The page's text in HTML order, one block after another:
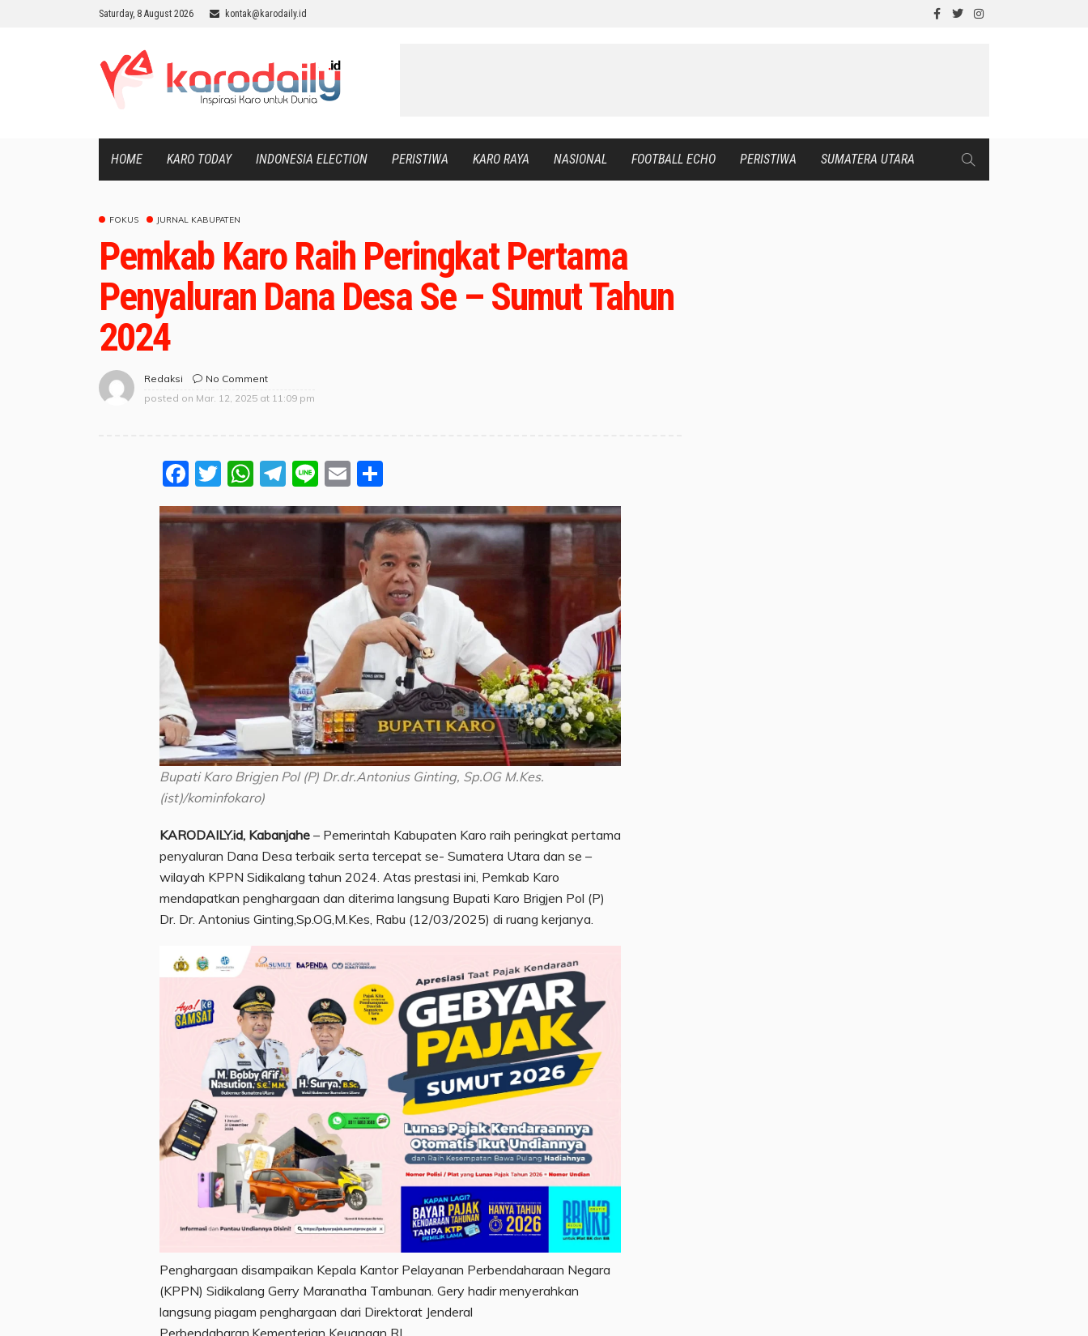
Saturday, 8 August 2026 kontak@karodaily.id
HOME KARO TODAY INDONESIA ELECTION PERISTIWA KARO RAYA NASIONAL FOOTBALL ECHO PERISTIWA SUMATERA UTARA
FOKUS JURNAL KABUPATEN
Pemkab Karo Raih Peringkat Pertama
Penyaluran Dana Desa Se – Sumut Tahun
2024
Redaksi
No Comment
posted on Mar. 12, 2025 at 11:09 pm
Facebook
Twitter
WhatsApp
Telegram
LineEmail
Bupati Karo Brigjen Pol (P) Dr.dr.Antonius Ginting, Sp.OG M.Kes.
(ist)/kominfokaro)
KARODAILY.id, Kabanjahe – Pemerintah Kabupaten Karo raih peringkat pertama
penyaluran Dana Desa terbaik serta tercepat se- Sumatera Utara dan se –
wilayah KPPN Sidikalang tahun 2024. Atas prestasi ini, Pemkab Karo
mendapatkan penghargaan dan diterima langsung Bupati Karo Brigjen Pol (P)
Dr. Dr. Antonius Ginting,Sp.OG,M.Kes, Rabu (12/03/2025) di ruang kerjanya.
Penghargaan disampaikan Kepala Kantor Pelayanan Perbendaharaan Negara
(KPPN) Sidikalang Gerry Maranatha Tambunan. Gery hadir menyerahkan
langsung piagam penghargaan dari Direktorat Jenderal